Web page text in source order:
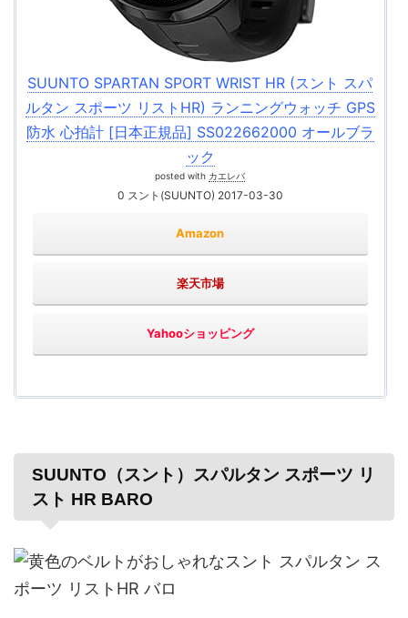
SUUNTO SPARTAN SPORT WRIST HR (スント スパ
ルタン スポーツ リストHR) ランニングウォッチ GPS
防水 心拍計 [日本正規品] SS022662000 オールブラ
ック
posted with カエレバ
0 スント(SUUNTO) 2017-03-30
Amazon
楽天市場
Yahooショッピング
SUUNTO（スント）スパルタン スポーツ リ
スト HR BARO